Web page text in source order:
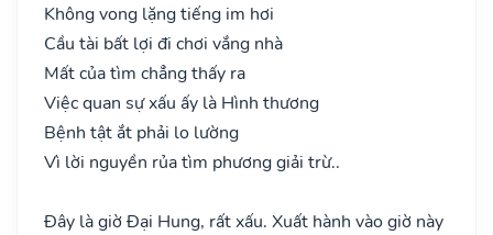
Không vong lặng tiếng im hơi
Cầu tài bất lợi đi chơi vắng nhà
Mất của tìm chẳng thấy ra
Việc quan sự xấu ấy là Hình thương
Bệnh tật ắt phải lo lường
Vì lời nguyền rủa tìm phương giải trừ..
Đây là giờ Đại Hung, rất xấu. Xuất hành vào giờ này